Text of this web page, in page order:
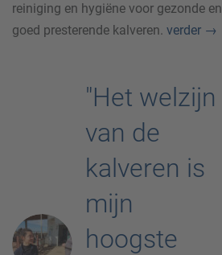
reiniging en hygiëne voor gezonde en
goed presterende kalveren. verder →
"Het welzijn
van de
kalveren is
mijn
hoogste